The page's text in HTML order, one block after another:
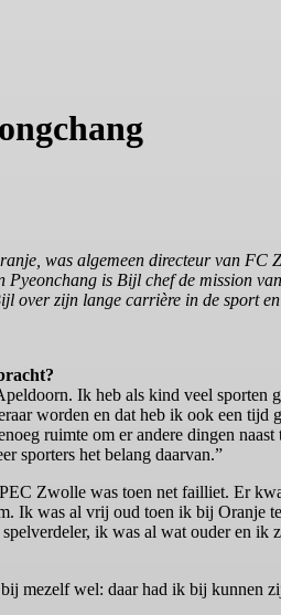
was algemeen directeur van FC
is Bijl chef de mission
over zijn lange carrière in de sport
Ik heb als kind veel sporten
worden en dat heb ik ook een tijd
ruimte om er andere dingen
sporters het belang daarvan.”
Zwolle was toen net failliet. Er
Ik was al vrij oud toen ik bij Oranje
ik was al wat ouder en ik
mezelf wel: daar had ik bij kunnen